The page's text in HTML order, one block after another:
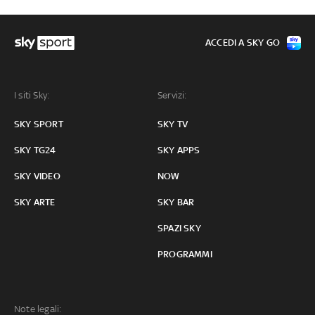
I siti Sky:
SKY SPORT
SKY TG24
SKY VIDEO
SKY ARTE
Servizi:
SKY TV
SKY APPS
NOW
SKY BAR
SPAZI SKY
PROGRAMMI
Note legali:
ACCEDI A SKY GO